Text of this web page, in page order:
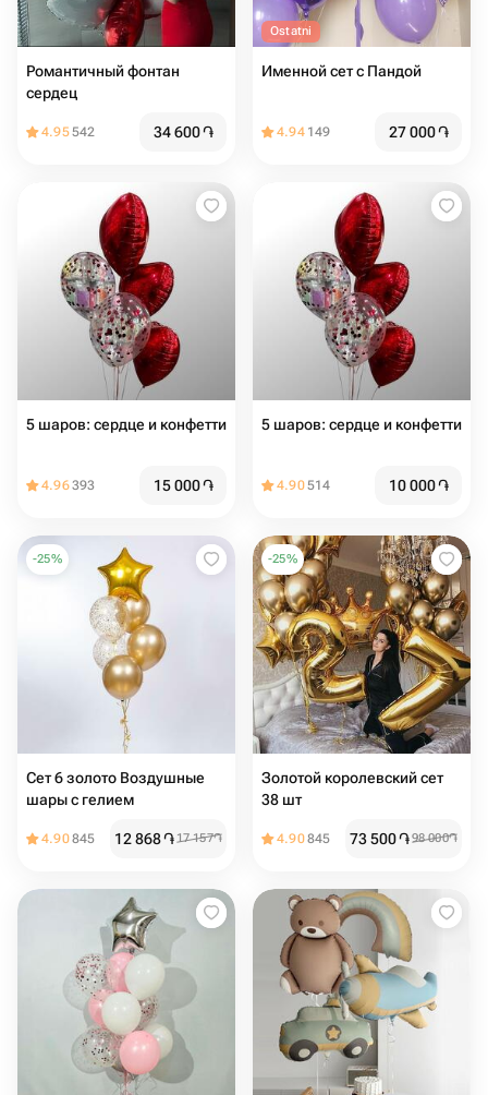
Романтичный фонтан
сердец
4.95542 34 600֏
Ostatni
Именной сет с Пандой
4.94 149 27 000֏
5 шаров: сердце и конфетти
4.96393 15 000֏
5 шаров: сердце и конфетти
4.90514 10 000֏
-25%
Сет 6 золото Воздушные
шары с гелием
4.90845 12 868֏17 157֏
-25%
Золотой королевский сет
38 шт
4.90845 73 500֏98 000֏